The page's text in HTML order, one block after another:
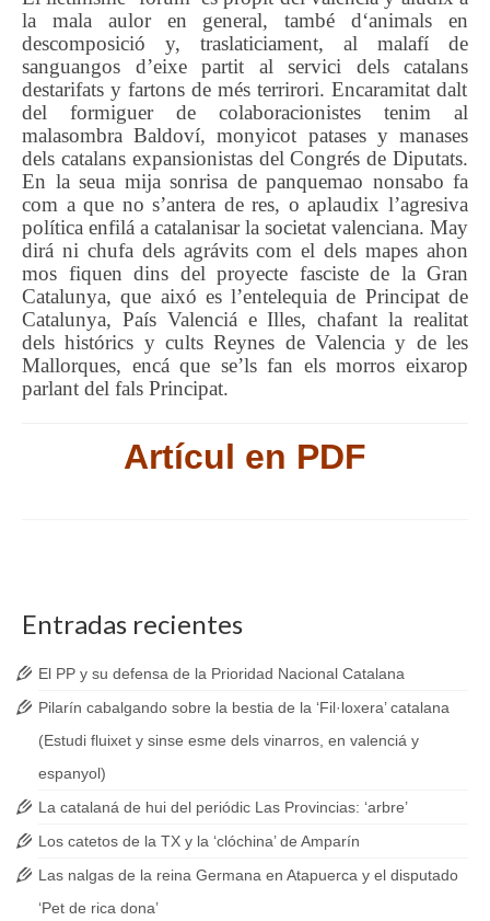
la mala aulor en general, tambéd‘animals en
descomposició y, traslaticiament, al malafí de
sanguangos d’eixe partit al servici dels catalans
destarifats y fartons de més terrirori. Encaramitat dalt
del formiguerde colaboracionistes tenim al
malasombra Baldoví,monyicot patases ymanases
dels catalans expansionistas del Congrés de Diputats.
En la seua mija sonrisa de panquemao nonsabo fa
com a que no s’antera de res, oaplaudixl’agresiva
política enfilá a catalanisar la societat valenciana. May
dirá ni chufa dels agrávits com eldels mapes ahon
mos fiquen dins del proyecte fasciste de la Gran
Catalunya, que aixó esl’entelequia de Principat de
Catalunya, País Valenciá e Illes, chafant la realitat
dels histórics y cults Reynes de Valencia y de les
Mallorques, encá que se’ls fan els morros eixarop
parlant del fals Principat.
Artícul en PDF
Entradas recientes
El PP y su defensa de la Prioridad Nacional Catalana
Pilarín cabalgando sobre la bestia de la ‘Fil·loxera’ catalana
(Estudi fluixet y sinse esme dels vinarros, en valenciá y
espanyol)
La catalaná de hui del periódic Las Provincias: ‘arbre’
Los catetos de la TX y la ‘clóchina’ de Amparín
Las nalgas de la reina Germana en Atapuerca y el disputado
‘Pet de rica dona’